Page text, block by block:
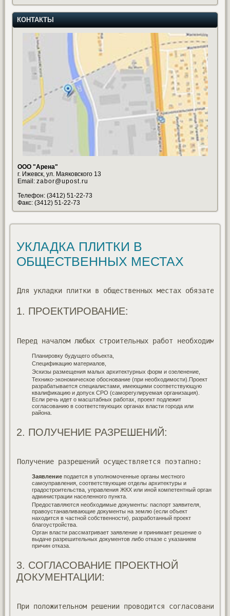
КОНТАКТЫ
ООО "Арена"
г. Ижевск, ул. Маяковского 13
Email: zabor@upost.ru
Телефон: (3412) 51-22-73
Факс: (3412) 51-22-73
УКЛАДКА ПЛИТКИ В
ОБЩЕСТВЕННЫХ МЕСТАХ
Для укладки плитки в общественных местах
1. ПРОЕКТИРОВАНИЕ:
Перед началом любых строительных работ необходимо
Планировку будущего объекта,
Спецификацию материалов,
Эскизы размещения малых архитектурных форм и озеленение,
Технико-экономическое обоснование (при необходимости).Проект
разрабатывается специалистами, имеющими соответствующую
квалификацию и допуск СРО (саморегулируемая организация).
Если речь идет о масштабных работах, проект подлежит
согласованию в соответствующих органах власти города или
района.
2. ПОЛУЧЕНИЕ РАЗРЕШЕНИЙ:
Получение разрешений осуществляется поэтапно:
Заявление подается в уполномоченные органы местного
самоуправления, соответствующие отделы архитектуры и
градостроительства, управления ЖКХ или иной компетентный орган
администрации населенного пункта.
Предоставляются необходимые документы: паспорт заявителя,
правоустанавливающие документы на землю (если объект
находится в частной собственности), разработанный проект
благоустройства.
Орган власти рассматривает заявление и принимает решение о
выдаче разрешительных документов либо отказе с указанием
причин отказа.
3. СОГЛАСОВАНИЕ ПРОЕКТНОЙ
ДОКУМЕНТАЦИИ:
При положительном решении проводится согласование